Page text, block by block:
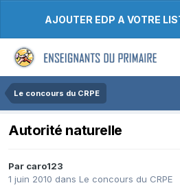
AJOUTER EDP A VOTRE
Le concours du CRPE
Autorité naturelle
Par caro123
1 juin 2010 dans Le concours du CRPE